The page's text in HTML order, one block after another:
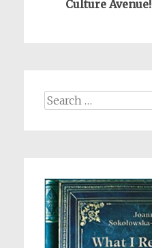
Culture Avenue!
Search